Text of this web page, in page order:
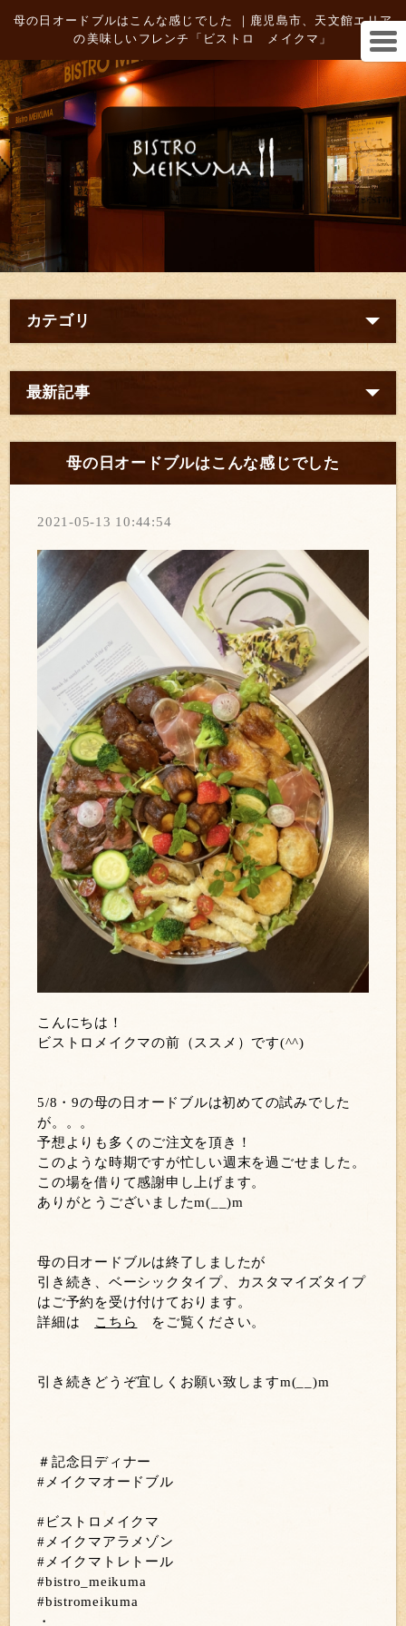
母の日オードブルはこんな感じでした ｜鹿児島市、天文館エリア
の美味しいフレンチ「ビストロ メイクマ」
カテゴリ
最新記事
母の日オードブルはこんな感じでした
2021-05-13 10:44:54
こんにちは！
ビストロメイクマの前（ススメ）です(^^)
5/8・9の母の日オードブルは初めての試みでした
が。。。
予想よりも多くのご注文を頂き！
このような時期ですが忙しい週末を過ごせました。
この場を借りて感謝申し上げます。
ありがとうございましたm(__)m
母の日オードブルは終了しましたが
引き続き、ベーシックタイプ、カスタマイズタイプ
はご予約を受け付けております。
詳細は
こちら をご覧ください。
引き続きどうぞ宜しくお願い致しますm(__)m
＃記念日ディナー
#メイクマオードブル
#ビストロメイクマ
#メイクマアラメゾン
#メイクマトレトール
#bistro_meikuma
#bistromeikuma
・